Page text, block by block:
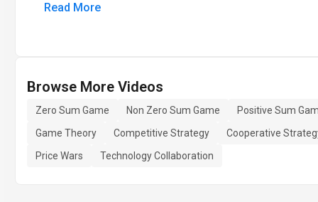
Read More
Browse More Videos
Zero Sum Game Non Zero Sum Game
Positive Sum
Game Theory
Competitive Strategy
Cooperative
Price Wars
Technology Collaboration